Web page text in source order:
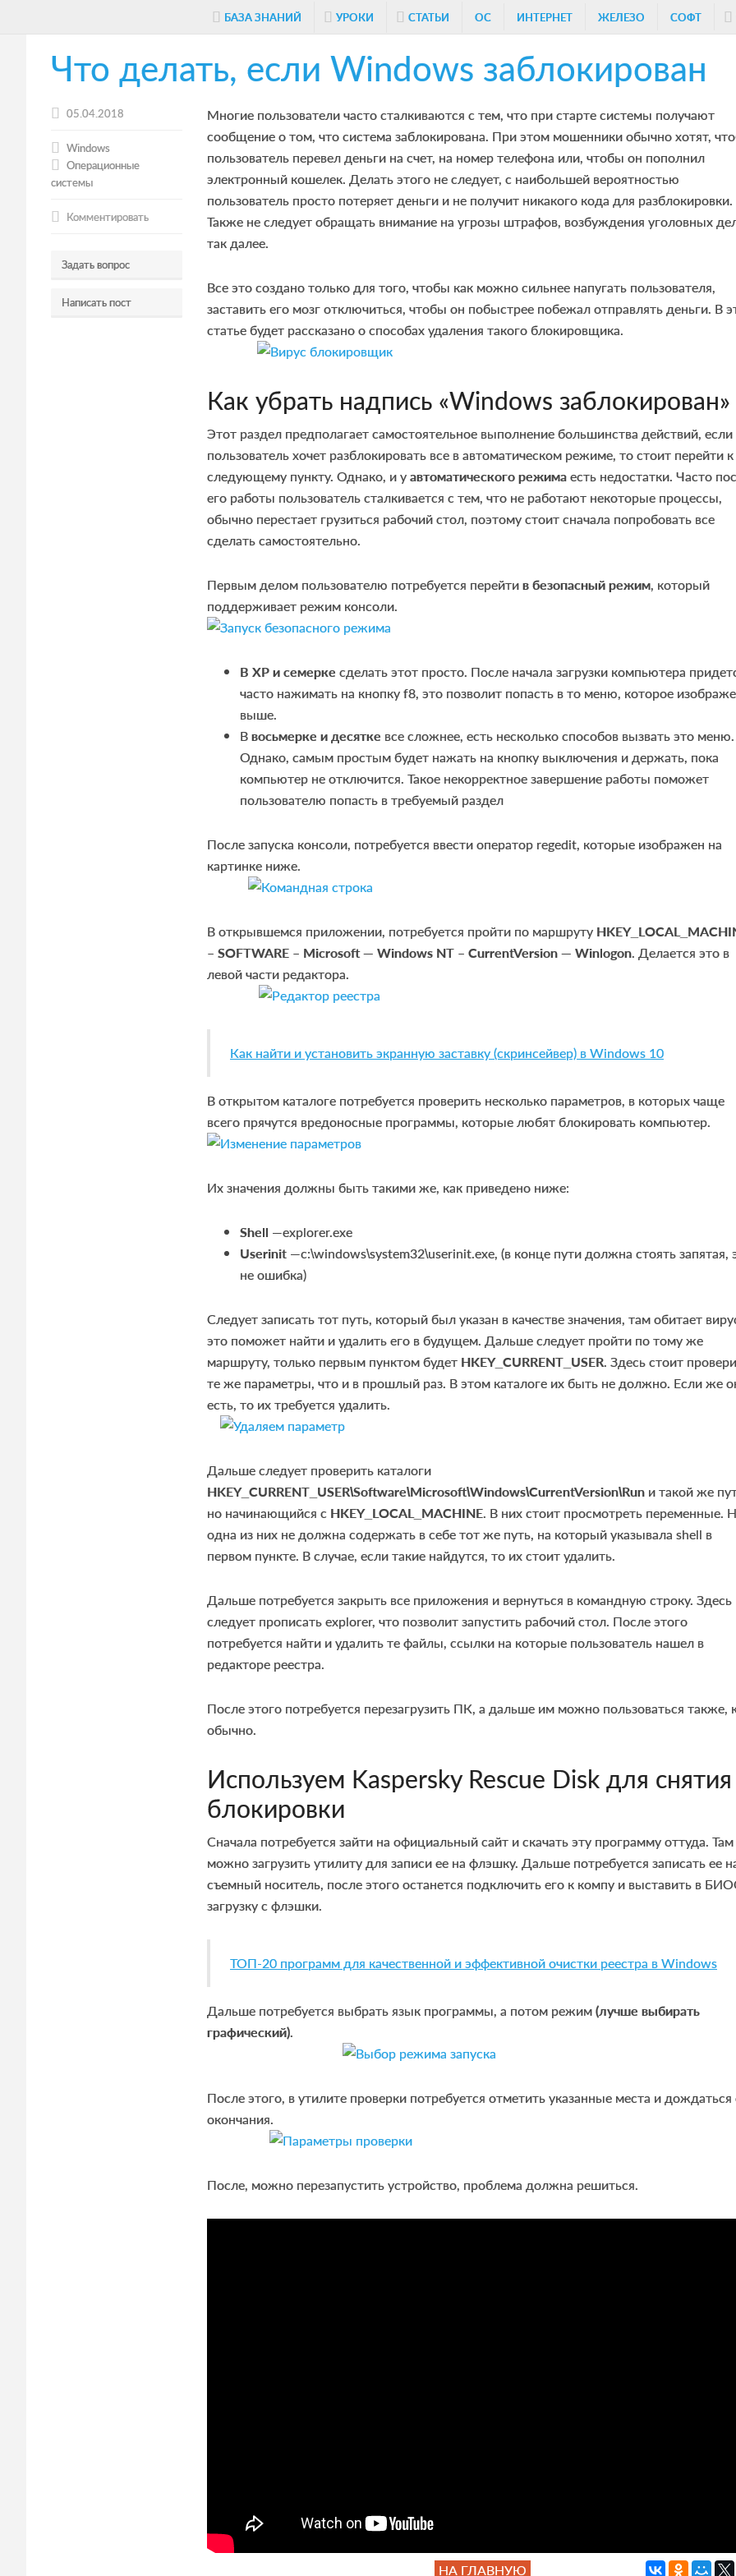
БАЗА ЗНАНИЙ УРОКИ СТАТЬИ ОС ИНТЕРНЕТ ЖЕЛЕЗО СОФТ
Что делать, если Windows заблокирован
05.04.2018
Windows
Операционные
системы
Комментировать
Задать вопрос
Написать пост
Многие пользователи часто сталкиваются с тем, что при старте системы получают
сообщение о том, что система заблокирована. При этом мошенники обычно хотят,
пользователь перевел деньги на счет, на номер телефона или, чтобы он пополнил
электронный кошелек. Делать этого не следует, с наибольшей вероятностью
пользователь просто потеряет деньги и не получит никакого кода для разблокировки.
Также не следует обращать внимание на угрозы штрафов, возбуждения уголовных
так далее.
Все это создано только для того, чтобы как можно сильнее напугать пользователя,
заставить его мозг отключиться, чтобы он побыстрее побежал отправлять деньги. В
статье будет рассказано о способах удаления такого блокировщика.
Как убрать надпись «Windows заблокирован»
Этот раздел предполагает самостоятельное выполнение большинства действий, если
пользователь хочет разблокировать все в автоматическом режиме, то стоит перейти к
следующему пункту. Однако, и уавтоматического режимаесть недостатки. Часто
его работы пользователь сталкивается с тем, что не работают некоторые процессы,
обычно перестает грузиться рабочий стол, поэтому стоит сначала попробовать все
сделать самостоятельно.
Первым делом пользователю потребуется перейтив безопасный режим, который
поддерживает режим консоли.
В ХР и семерке сделать этот просто. После начала загрузки компьютера
часто нажимать на кнопку f8, это позволит попасть в то меню, которое
выше.
Ввосьмерке и десятке все сложнее, есть несколько способов вызвать это меню.
Однако, самым простым будет нажать на кнопку выключения и держать, пока
компьютер не отключится. Такое некорректное завершение работы поможет
пользователю попасть в требуемый раздел
После запуска консоли, потребуется ввести оператор regedit, которые изображен на
картинке ниже.
В открывшемся приложении, потребуется пройти по маршруту
– SOFTWARE – Microsoft — Windows NT – CurrentVersion — Winlogon. Делается это в
левой части редактора.
Как найти и установить экранную заставку (скринсейвер) в Windows 10
В открытом каталоге потребуется проверить несколько параметров, в которых чаще
всего прячутся вредоносные программы, которые любят блокировать компьютер.
Их значения должны быть такими же, как приведено ниже:
Shell —explorer.exe
Userinit —c:\windows\system32\userinit.exe, (в конце пути должна стоять запятая,
не ошибка)
Следует записать тот путь, который был указан в качестве значения, там обитает
это поможет найти и удалить его в будущем. Дальше следует пройти по тому же
маршруту, только первым пунктом будет HKEY_ CURRENT_ USER. Здесь стоит
те же параметры, что и в прошлый раз. В этом каталоге их быть не должно. Если же
есть, то их требуется удалить.
Дальше следует проверить каталоги
HKEY_ CURRENT_ USER\Software\Microsoft\Windows\CurrentVersion\Run и такой же
но начинающийся с HKEY_LOCAL_MACHINE. В них стоит просмотреть переменные.
одна из них не должна содержать в себе тот же путь, на который указывала shell в
первом пункте. В случае, если такие найдутся, то их стоит удалить.
Дальше потребуется закрыть все приложения и вернуться в командную строку. Здесь
следует прописать explorer, что позволит запустить рабочий стол. После этого
потребуется найти и удалить те файлы, ссылки на которые пользователь нашел в
редакторе реестра.
После этого потребуется перезагрузить ПК, а дальше им можно пользоваться также,
обычно.
Используем Kaspersky Rescue Disk для снятия
блокировки
Сначала потребуется зайти на официальный сайт и скачать эту программу оттуда.
можно загрузить утилиту для записи ее на флэшку. Дальше потребуется записать ее
съемный носитель, после этого останется подключить его к компу и выставить в
загрузку с флэшки.
ТОП-20 программ для качественной и эффективной очистки реестра в Windows
Дальше потребуется выбрать язык программы, а потом режим(лучше выбирать
графический).
После этого, в утилите проверки потребуется отметить указанные места и дождаться
окончания.
После, можно перезапустить устройство, проблема должна решиться.
НА ГЛАВНУЮ